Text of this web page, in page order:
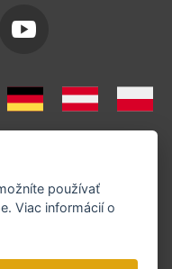
GoPay
používať
Viac informácií o